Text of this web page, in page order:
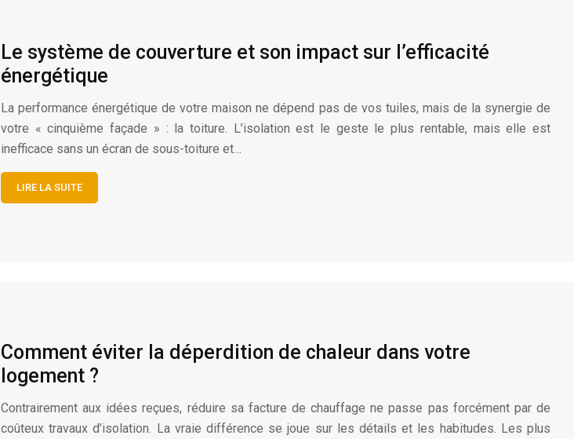
Le système de couverture et son impact sur l’efficacité
énergétique
La performance énergétique de votre maison ne dépend pas de vos tuiles, mais de la synergie de
votre « cinquième façade » : la toiture. L’isolation est le geste le plus rentable, mais elle est
inefficace sans un écran de sous-toiture et…
LIRE LA SUITE
Comment éviter la déperdition de chaleur dans votre
logement ?
Contrairement aux idées reçues, réduire sa facture de chauffage ne passe pas forcément par de
coûteux travaux d’isolation. La vraie différence se joue sur les détails et les habitudes. Les plus